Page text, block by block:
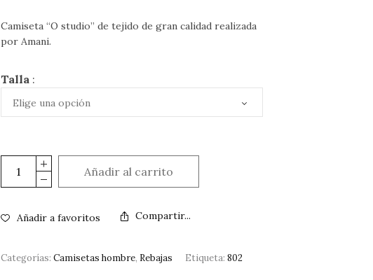
Camiseta “O studio” de tejido de gran calidad realizada
por Amani.
Talla :
Añadir al carrito
Añadir a favoritos Compartir...
Categorías:Camisetas hombre, Rebajas Etiqueta:802